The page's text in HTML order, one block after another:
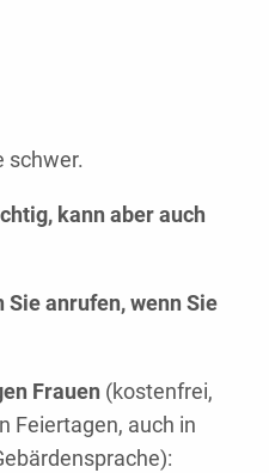
schwer.
kann aber auch
anrufen, wenn Sie
Frauen (kostenfrei,
Feiertagen, auch in